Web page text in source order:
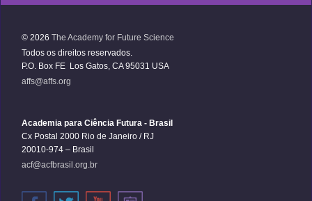
© 2026 The Academy for Future Science
Todos os direitos reservados.
P.O. Box FE Los Gatos, CA 95031 USA
affs@affs.org
Academia para Ciência Futura - Brasil
Cx Postal 2000 Rio de Janeiro / RJ
20010-974 – Brasil
acf@acfbrasil.org.br